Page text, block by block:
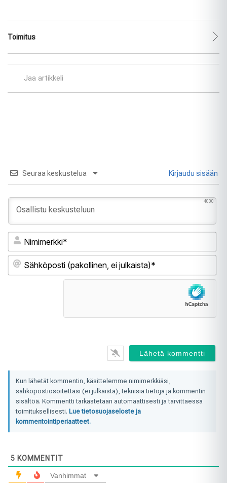
Toimitus
Jaa artikkeli
Seuraa keskustelua Kirjaudu sisään
4000
ei
Kun lähetät kommentin, käsittelemme nimimerkkiäsi,
sähköpostiosoitettasi (ei julkaista), teknisiä tietoja ja kommentin
sisältöä. Kommentti tarkastetaan automaattisesti ja tarvittaessa
toimituksellisesti. Lue tietosuojaseloste ja
kommentointiperiaatteet.
5 KOMMENTIT
Vanhimmat